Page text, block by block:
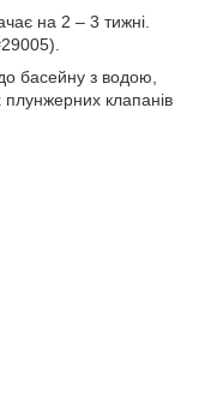
на 2 – 3 тижні.
басейну з водою,
клапанів